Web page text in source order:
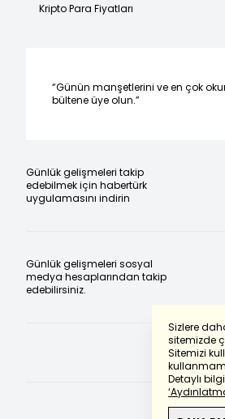
Sizlere
sitemizde
Sitemizi
Detaylı
Kripto Para Fiyatları
“Günün manşetlerini ve en çok
bültene üye olun.”
Günlük gelişmeleri takip
edebilmek için habertürk
uygulamasını indirin
Günlük gelişmeleri sosyal
medya hesaplarından takip
edebilirsiniz.